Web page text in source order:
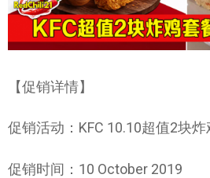
【促销详情】
促销活动：KFC 10.10超值2块炸
促销时间：10 October 2019